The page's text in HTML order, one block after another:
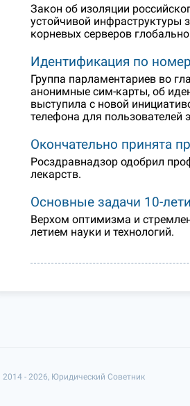
Закон об изоляции
устойчивой инфраструктуры
корневых серверов
Идентификация по
Группа парламентариев во
анонимные сим-карты, об
выступила с новой
телефона для пользователей
Окончательно принята
Росздравнадзор одобрил
лекарств.
Основные задачи 10-
Верхом оптимизма и
летием науки и технологий.
2014 - 2026, Юридический Советник